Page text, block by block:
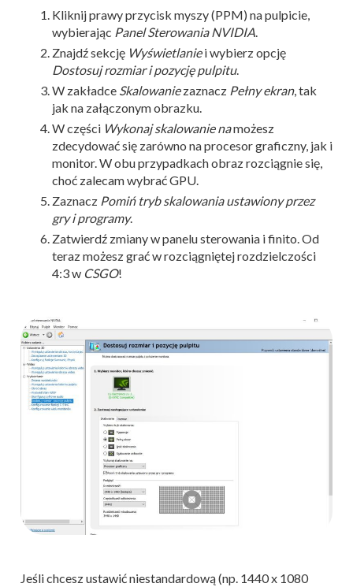
Kliknij prawy przycisk myszy (PPM) na pulpicie,
wybierając Panel Sterowania NVIDIA.
Znajdź sekcję Wyświetlaniei wybierz opcję
Dostosuj rozmiar i pozycję pulpitu.
W zakładce Skalowaniezaznacz Pełny ekran, tak
jak na załączonym obrazku.
W części Wykonaj skalowanie namożesz
zdecydować się zarówno na procesor graficzny, jak i
monitor. W obu przypadkach obraz rozciągnie się,
choć zalecam wybrać GPU.
Zaznacz Pomiń tryb skalowania ustawiony przez
gry i programy.
Zatwierdź zmiany w panelu sterowania i finito. Od
teraz możesz grać w rozciągniętej rozdzielczości
4:3 w CSGO!
Jeśli chcesz ustawić niestandardową (np. 1440 x 1080